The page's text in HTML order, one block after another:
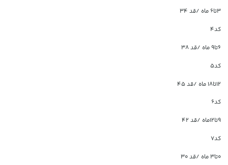
۳تا۶ ماه /قد ۳۴
کد4
۶تا۹ ماه /قد ۳۸
کد5
۱۲تا۱۸ ماه /قد ۴۵
کد6
۹تا۱۲ماه /قد ۴۲
کد7
۰تا۳ ماه /قد ۳۰